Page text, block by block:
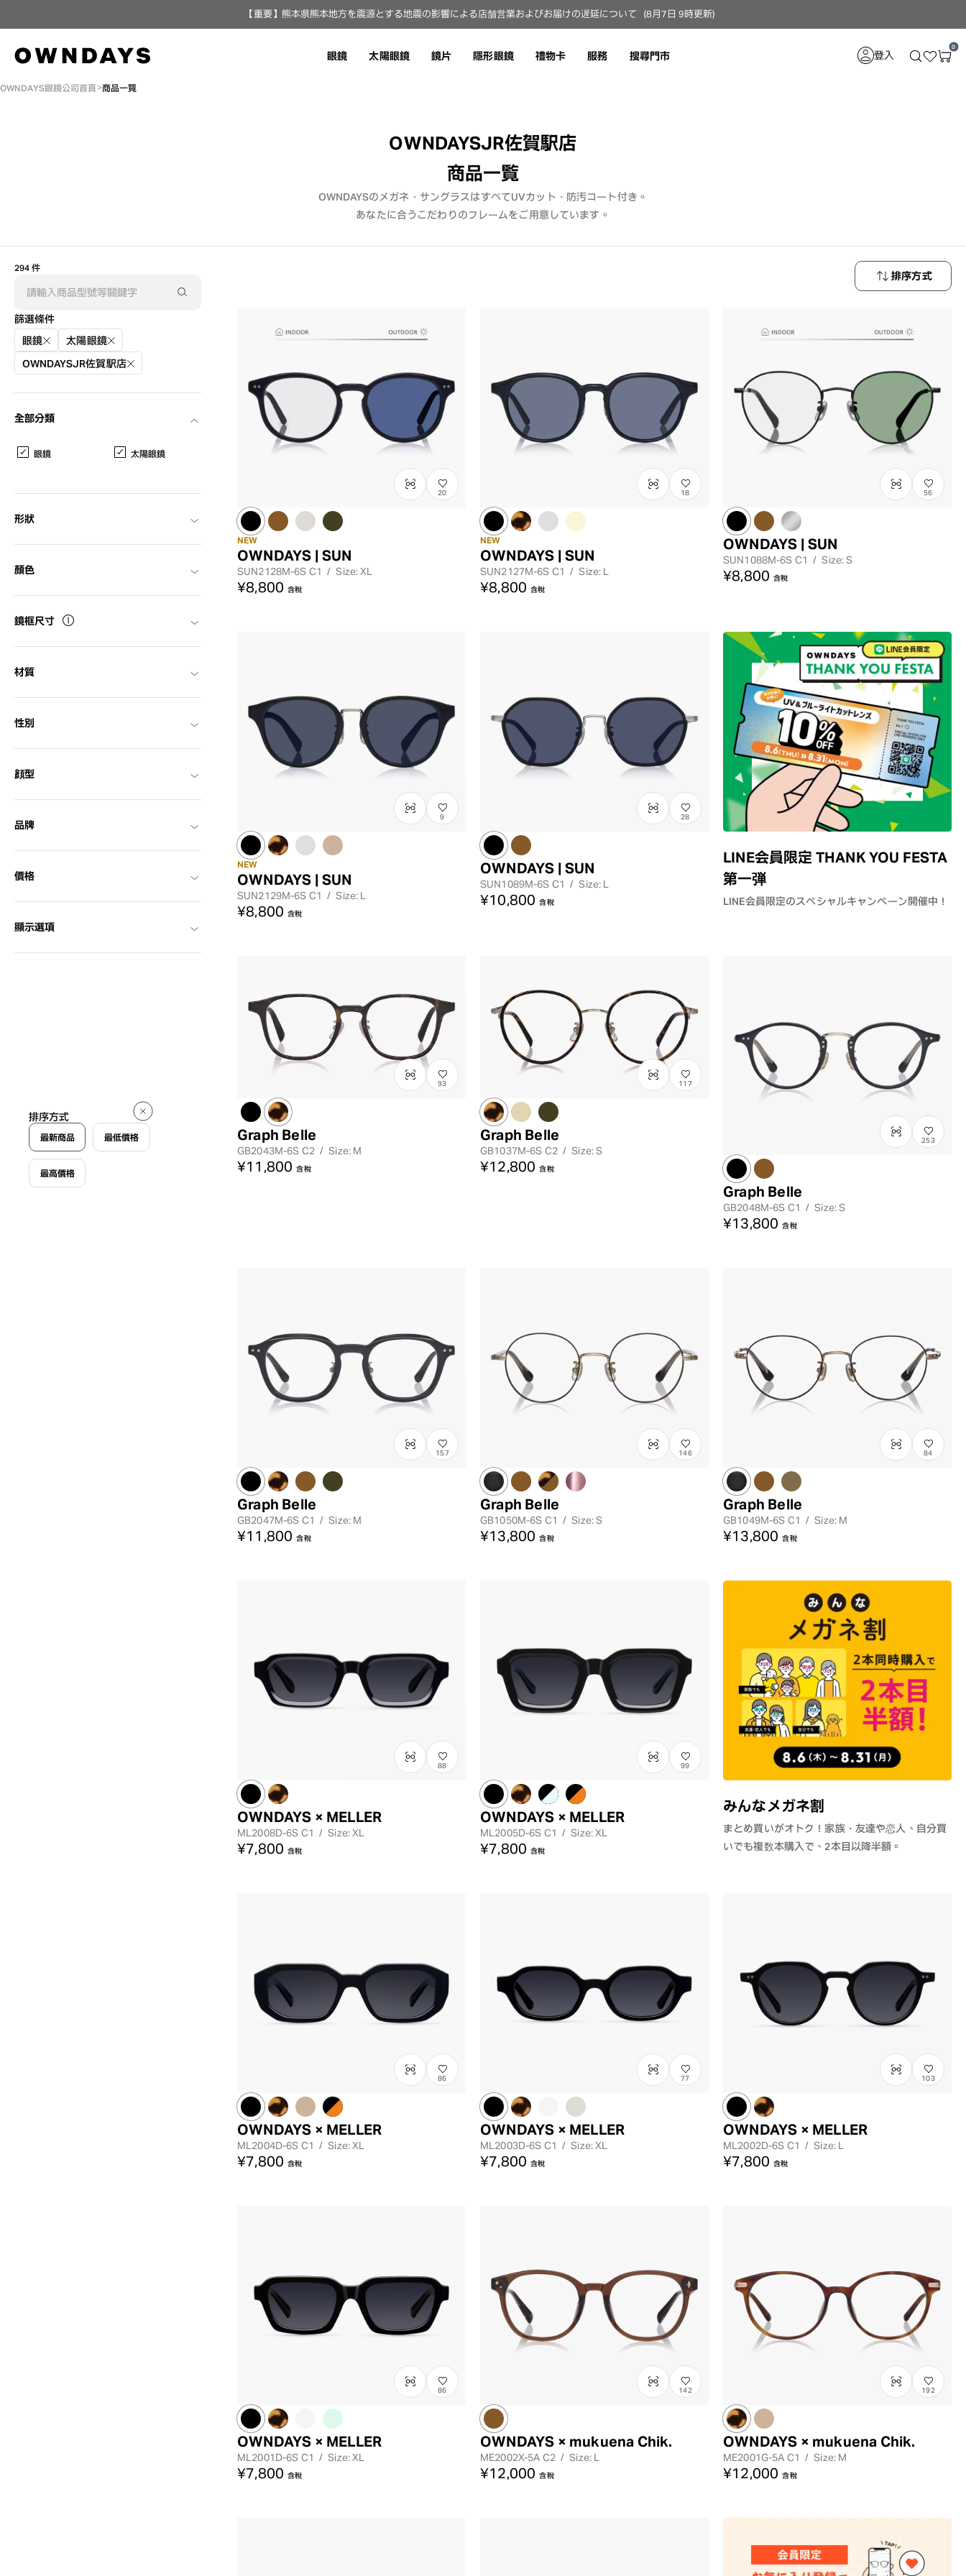
【重要】熊本県熊本地方を震源とする地震の影響による店舗営業およびお届けの遅延について（8月7日 9時更新）
眼鏡 太陽眼鏡 鏡片 隱形眼鏡 禮物卡 服務 搜尋門市 登入
0
OWNDAYS眼鏡公司首頁 商品一覽
OWNDAYSJR佐賀駅店
商品一覧
OWNDAYSのメガネ・サングラスはすべてUVカット・防汚コート付き。
あなたに合うこだわりのフレームをご用意しています。
294 件
篩選條件
眼鏡 太陽眼鏡
OWNDAYSJR佐賀駅店
全部分類
眼鏡 太陽眼鏡
形狀
顏色
鏡框尺寸
材質
性別
顔型
品牌
價格
顯示選項
排序方式
最新商品 最低價格
最高價格
排序方式
最低價格
みんなメガネ割
まとめ買いがオトク！家族・友達や恋人、自分買
いでも複数本購入で、2本目以降半額。
LINE会員限定 THANK YOU FESTA
第一弾
LINE会員限定のスペシャルキャンペーン開催中！
20
NEW
OWNDAYS | SUN
SUN2128M-6S C1 / Size: XL
¥8,800 含稅
18
NEW
OWNDAYS | SUN
SUN2127M-6S C1 / Size: L
¥8,800 含稅
56
OWNDAYS | SUN
SUN1088M-6S C1 / Size: S
¥8,800 含稅
9
NEW
OWNDAYS | SUN
SUN2129M-6S C1 / Size: L
¥8,800 含稅
28
OWNDAYS | SUN
SUN1089M-6S C1 / Size: L
¥10,800 含稅
93
Graph Belle
GB2043M-6S C2 / Size: M
¥11,800 含稅
117
Graph Belle
GB1037M-6S C2 / Size: S
¥12,800 含稅
253
Graph Belle
GB2048M-6S C1 / Size: S
¥13,800 含稅
157
Graph Belle
GB2047M-6S C1 / Size: M
¥11,800 含稅
146
Graph Belle
GB1050M-6S C1 / Size: S
¥13,800 含稅
84
Graph Belle
GB1049M-6S C1 / Size: M
¥13,800 含稅
88
OWNDAYS × MELLER
ML2008D-6S C1 / Size: XL
¥7,800 含稅
99
OWNDAYS × MELLER
ML2005D-6S C1 / Size: XL
¥7,800 含稅
86
OWNDAYS × MELLER
ML2004D-6S C1 / Size: XL
¥7,800 含稅
77
OWNDAYS × MELLER
ML2003D-6S C1 / Size: XL
¥7,800 含稅
103
OWNDAYS × MELLER
ML2002D-6S C1 / Size: L
¥7,800 含稅
86
OWNDAYS × MELLER
ML2001D-6S C1 / Size: XL
¥7,800 含稅
142
OWNDAYS × mukuena Chik.
ME2002X-5A C2 / Size: L
¥12,000 含稅
192
OWNDAYS × mukuena Chik.
ME2001G-5A C1 / Size: M
¥12,000 含稅